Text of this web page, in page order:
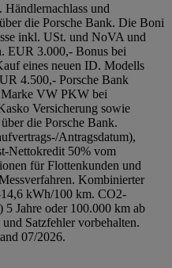
und
die Porsche Bank. Die Boni
inkl. USt. und NoVA und
EUR 3.000,- Bonus bei
eines neuen ID. Modells
4.500,- Porsche Bank
Marke VW PKW bei
Versicherung sowie
die Porsche Bank.
Antragsdatum),
Nettokredit 50% vom
für Flottenkunden und
Kombinierter
kWh/100 km. CO2-
Jahre oder 100.000 km ab
Satzfehler vorbehalten.
07/2026.